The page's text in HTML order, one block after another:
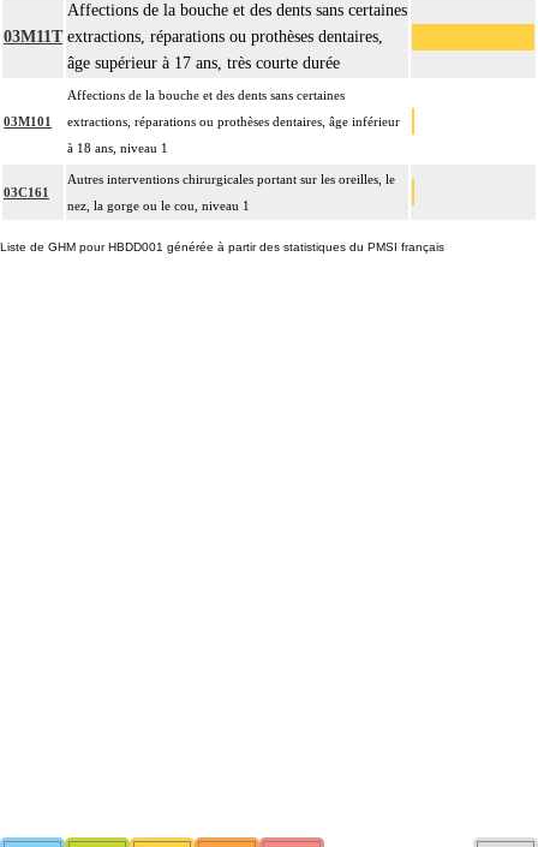
03M11T
Affections de la bouche et des dents sans certaines
extractions, réparations ou prothèses dentaires,
âge supérieur à 17 ans, très courte durée
03M101
Affections de la bouche et des dents sans certaines
extractions, réparations ou prothèses dentaires, âge inférieur
à 18 ans, niveau 1
03C161
Autres interventions chirurgicales portant sur les oreilles, le
nez, la gorge ou le cou, niveau 1
Liste de GHM pour HBDD001 générée à partir des statistiques du PMSI français